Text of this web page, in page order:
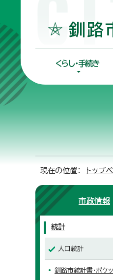
くらし・手続き
現在の位置： トップ
市政情報
統計
人口統計
釧路市統計書・ポケ